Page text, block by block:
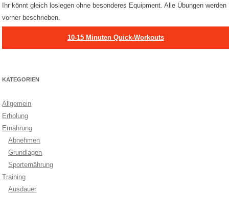
Ihr könnt gleich loslegen ohne besonderes Equipment. Alle Übungen werden
vorher beschrieben.
10-15 Minuten Quick-Workouts
KATEGORIEN
Allgemein
Erholung
Ernährung
Abnehmen
Grundlagen
Sporternährung
Training
Ausdauer